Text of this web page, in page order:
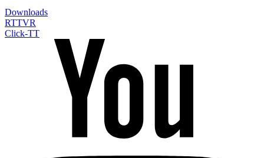
Downloads
RTTVR
Click-TT